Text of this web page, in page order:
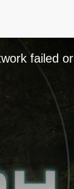
failed or